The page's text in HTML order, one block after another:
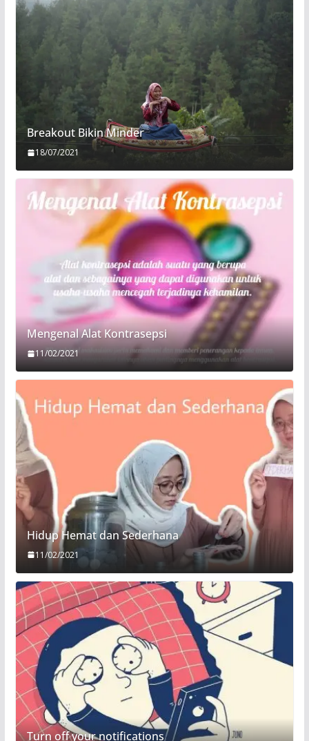
Breakout Bikin Minder
18/07/2021
Mengenal Alat Kontrasepsi
11/02/2021
Hidup Hemat dan Sederhana
11/02/2021
Turn off your notifications